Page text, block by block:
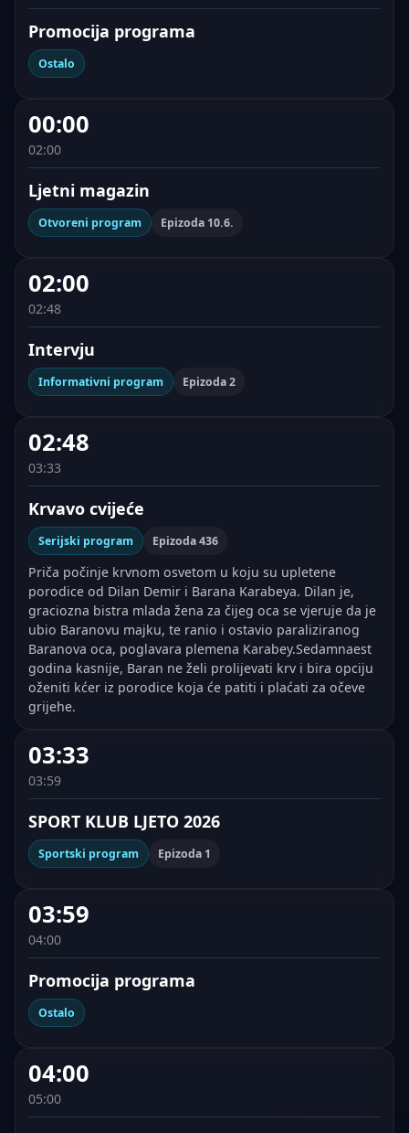
Promocija programa
Ostalo
00:00
02:00
Ljetni magazin
Otvoreni program Epizoda 10.6.
02:00
02:48
Intervju
Informativni program Epizoda 2
02:48
03:33
Krvavo cvijeće
Serijski program Epizoda 436
Priča počinje krvnom osvetom u koju su upletene
porodice od Dilan Demir i Barana Karabeya. Dilan je,
graciozna bistra mlada žena za čijeg oca se vjeruje da je
ubio Baranovu majku, te ranio i ostavio paraliziranog
Baranova oca, poglavara plemena Karabey.Sedamnaest
godina kasnije, Baran ne želi prolijevati krv i bira opciju
oženiti kćer iz porodice koja će patiti i plaćati za očeve
grijehe.
03:33
03:59
SPORT KLUB LJETO 2026
Sportski program Epizoda 1
03:59
04:00
Promocija programa
Ostalo
04:00
05:00